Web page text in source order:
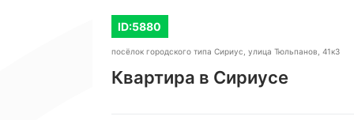
ID:5880
посёлок городского типа Сириус, улица Тюльпанов, 41к3
Квартира в Сириусе